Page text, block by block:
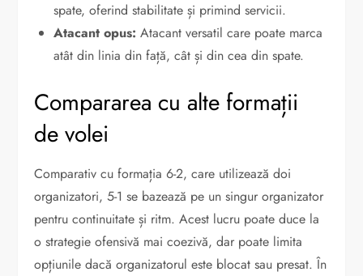
spate, oferind stabilitate și primind servicii.
Atacant opus: Atacant versatil care poate marca
atât din linia din față, cât și din cea din spate.
Compararea cu alte formații
de volei
Comparativ cu formația 6-2, care utilizează doi
organizatori, 5-1 se bazează pe un singur organizator
pentru continuitate și ritm. Acest lucru poate duce la
o strategie ofensivă mai coezivă, dar poate limita
opțiunile dacă organizatorul este blocat sau presat. În